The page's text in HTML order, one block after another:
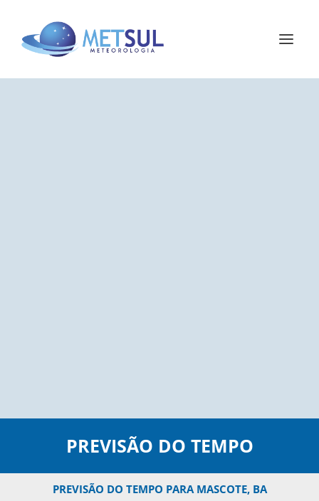
PREVISÃO DO TEMPO
PREVISÃO DO TEMPO PARA MASCOTE, BA